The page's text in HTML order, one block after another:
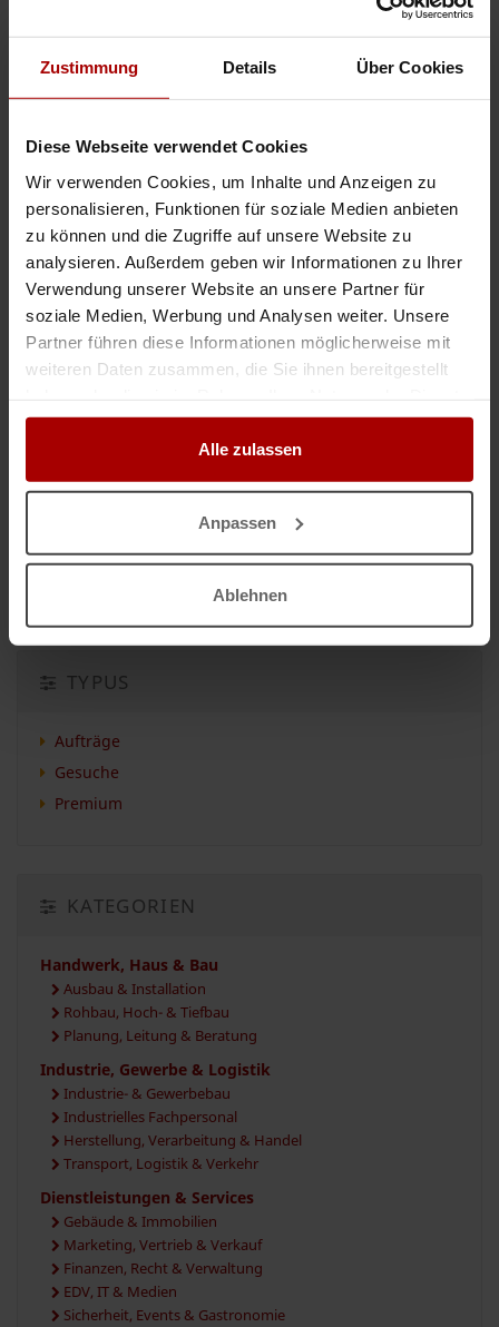
Zustimmung Details Über Cookies
Diese Webseite verwendet Cookies
Wir verwenden Cookies, um Inhalte und Anzeigen zu
personalisieren, Funktionen für soziale Medien anbieten
zu können und die Zugriffe auf unsere Website zu
analysieren. Außerdem geben wir Informationen zu Ihrer
Verwendung unserer Website an unsere Partner für
soziale Medien, Werbung und Analysen weiter. Unsere
Partner führen diese Informationen möglicherweise mit
weiteren Daten zusammen, die Sie ihnen bereitgestellt
gesammelt haben.
Alle zulassen
Anpassen
Ablehnen
Lüftung in Stuttgart
Lüftung in Düsseldorf
Lüftung in Dortmund
Aufträge & Firmen für Lüftung
Das können Sie als Nächstes tun
Jetzt kostenlos freie Kapazitäten melden
Jetzt kostenlos einen Auftrag vergeben
Aufträge aller Branchen einsehen
Firmen aller Branchen einsehen
INSERIEREN
Auftrag vergeben
TYPUS
Aufträge
Gesuche
Premium
KATEGORIEN
Handwerk, Haus & Bau
Ausbau & Installation
Rohbau, Hoch- & Tiefbau
Planung, Leitung & Beratung
Industrie, Gewerbe & Logistik
Industrie- & Gewerbebau
Industrielles Fachpersonal
Herstellung, Verarbeitung & Handel
Transport, Logistik & Verkehr
Dienstleistungen & Services
Gebäude & Immobilien
Marketing, Vertrieb & Verkauf
Finanzen, Recht & Verwaltung
EDV, IT & Medien
Sicherheit, Events & Gastronomie